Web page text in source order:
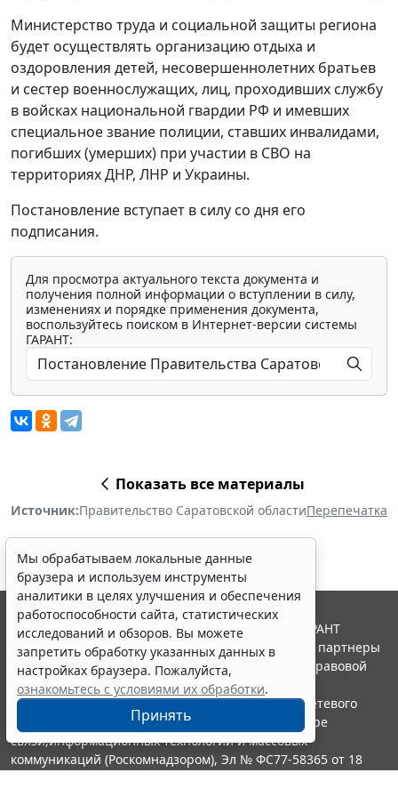
Министерство труда и социальной защиты региона
будет осуществлять организацию отдыха и
оздоровления детей, несовершеннолетних братьев
и сестер военнослужащих, лиц, проходивших службу
в войсках национальной гвардии РФ и имевших
специальное звание полиции, ставших инвалидами,
погибших (умерших) при участии в СВО на
территориях ДНР, ЛНР и Украины.
Постановление вступает в силу со дня его
подписания.
Для просмотра актуального текста документа и
получения полной информации о вступлении в силу,
изменениях и порядке применения документа,
воспользуйтесь поиском в Интернет-версии системы
ГАРАНТ:
Показать все материалы
Источник:Правительство Саратовской областиПерепечатка
Мы обрабатываем локальные данные
браузера и используем инструменты
аналитики в целях улучшения и обеспечения
работоспособности сайта, статистических
исследований и обзоров. Вы можете
запретить обработку указанных данных в
настройках браузера. Пожалуйста,
ознакомьтесь с условиями их обработки.
Принять
© ООО "НПП "ГАРАНТ-СЕРВИС", 2026. Система ГАРАНТ
выпускается с 1990 года. Компания "Гарант" и ее партнеры
являются участниками Российской ассоциации правовой
информации ГАРАНТ.
Портал ГАРАНТ.РУ зарегистрирован в качестве сетевого
издания Федеральной службой по надзору в сфере
связи,информационных технологий и массовых
коммуникаций (Роскомнадзором), Эл № ФС77-58365 от 18